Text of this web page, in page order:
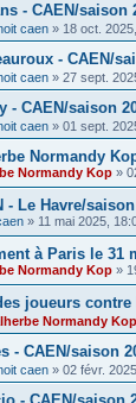
- CAEN/saison
caen » 18 oct.
- CAEN/
caen » 27 sept.
- CAEN/saison
caen » 01 sept.
Normandy
Normandy Kop »
- Le Havre/
» 11 mai 2025,
à Paris le 31
Normandy Kop »
joueurs contre
Normandy Kop
- CAEN/saison
caen » 02 févr.